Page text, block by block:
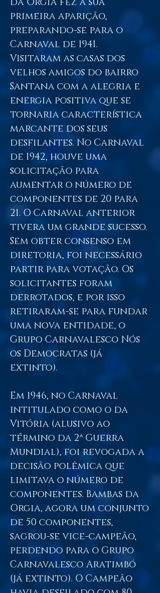
primeira aparição,
preparando-se para o
Carnaval de 1941.
Visitaram as casas dos
velhos amigos do bairro
Santana com a alegria e
energia positiva que se
tornaria característica
marcante dos seus
desfilantes. No Carnaval
de 1942, houve uma
solicitação para
aumentar o número de
componentes de 20 para
21. O Carnaval anterior
tivera um grande sucesso.
Sem obter consenso em
diretoria, foi necessário
partir para votação. Os
solicitantes foram
derrotados, e por isso
retiraram-se para fundar
uma nova entidade, o
Grupo Carnavalesco Nós
os Democratas (já
extinto).
Em 1946, no Carnaval
intitulado como o da
Vitória (alusivo ao
término da 2ª Guerra
Mundial), foi revogada a
decisão polêmica que
limitava o número de
componentes. Bambas da
Orgia, agora um conjunto
de 50 componentes,
sagrou-se vice-campeão,
perdendo para o Grupo
Carnavalesco Aratimbó
(já extinto). O Campeão